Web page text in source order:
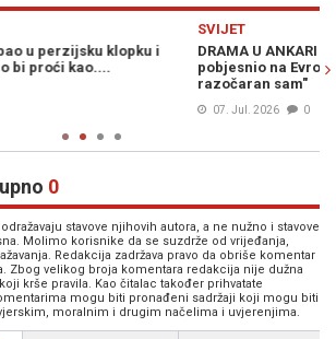
NATO SAMITU: Trump stigao i totalno
– "Ne bih ni dolazio da nije njega,
0
stavove njihovih autora, a ne nužno i stavove
Molimo korisnike da se suzdrže od vrijeđanja,
Redakcija zadržava pravo da obriše komentar
Zbog velikog broja komentara redakcija nije dužna
krše pravila. Kao čitalac također prihvatate
mogu biti pronađeni sadržaji koji mogu biti
moralnim i drugim načelima i uvjerenjima.